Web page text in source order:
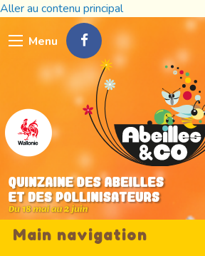
Aller au contenu principal
Menu
Main navigation